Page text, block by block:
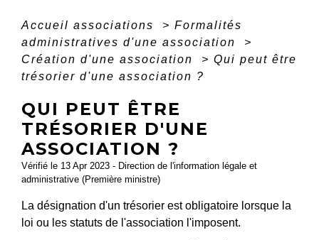
Accueil associations > Formalités
administratives d'une association
>
Création d'une association
> Qui peut être
trésorier d'une association ?
QUI PEUT ÊTRE
TRÉSORIER D'UNE
ASSOCIATION ?
Vérifié le 13 Apr 2023 - Direction de l'information légale et
administrative (Première ministre)
La désignation d'un trésorier est obligatoire lorsque la
loi ou les statuts de l'association l'imposent.